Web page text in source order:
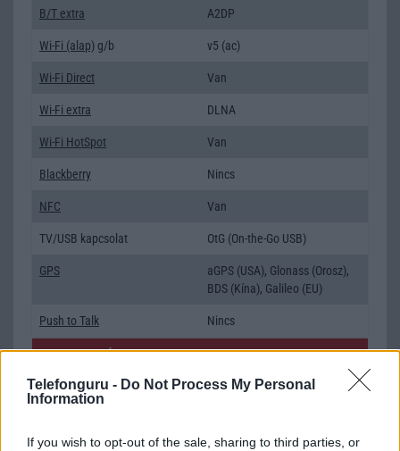
Telefonguru - Do Not Process My Personal
Information
If you wish to opt-out of the sale, sharing to third parties, or
B/T extra A2DP
Wi-Fi (alap) g/b v5 (ac)
Wi-Fi Direct Van
Wi-Fi extra DLNA
Wi-Fi HotSpot Van
Blackberry Nincs
NFC Van
TV/USB kapcsolat OtG (On-the-Go USB)
GPS
aGPS (USA), Glonass (Orosz),
BDS (Kína), Galileo (EU)
Push to Talk Nincs
AKKUMULÁTOR
Típus Li-Polimer
Cserélhetőség